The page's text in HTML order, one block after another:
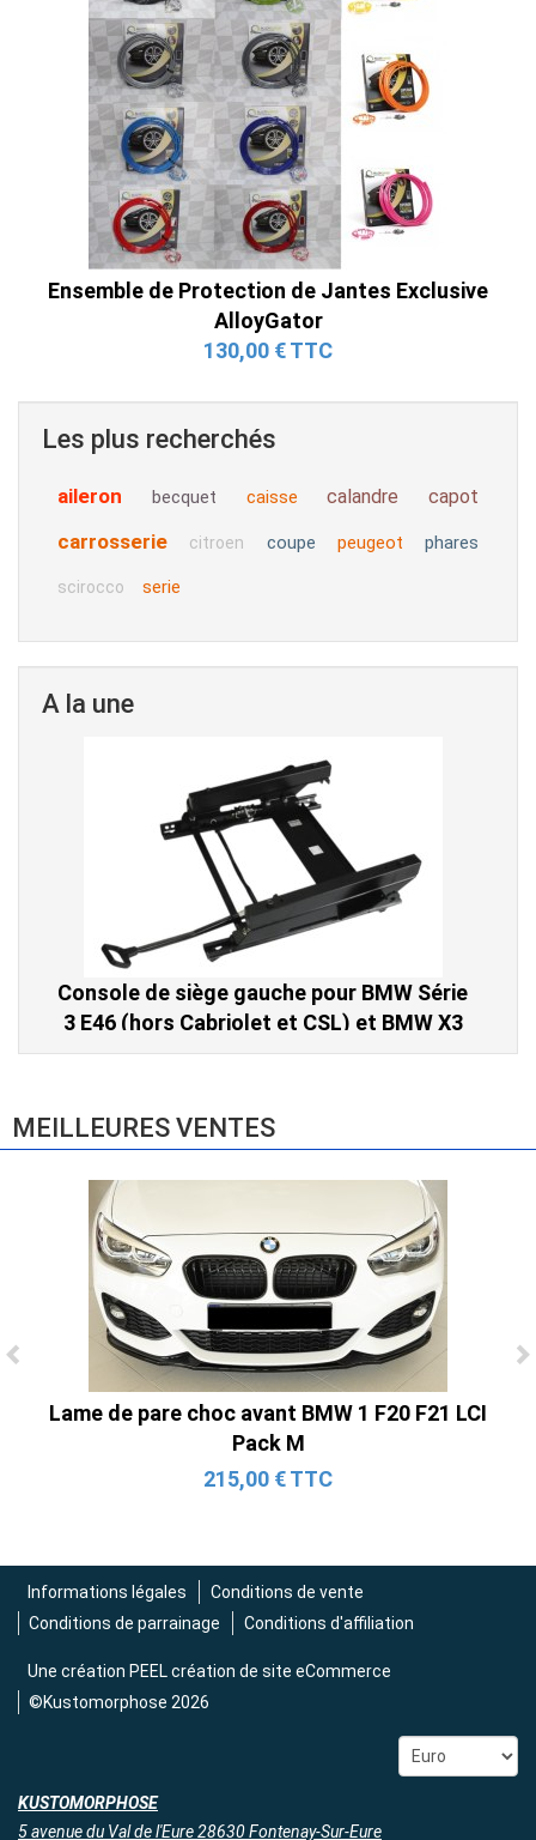
Ensemble de Protection de Jantes Exclusive
AlloyGator
130,00 € TTC
Les plus recherchés
aileron becquet caisse calandre capot
carrosserie citroen coupe peugeot phares
scirocco serie
A la une
Ligne Cat-Back Active 4 Sorties avec
Tube en H pour Ford Mustang GT & V6
(2015-2023)
2 690,00 € TTC
Console de siège gauche pour BMW Série
3 E46 (hors Cabriolet et CSL) et BMW X3
E83 (2004-2010)
MEILLEURES VENTES
Lame de pare choc avant BMW 1 F20 F21 LCI
Pack M
215,00 € TTC
Informations légales
Conditions de vente
Conditions de parrainage
Conditions d'affiliation
Une création PEEL création de site eCommerce
©Kustomorphose 2026
KUSTOMORPHOSE
5 avenue du Val de l'Eure 28630 Fontenay-Sur-Eure